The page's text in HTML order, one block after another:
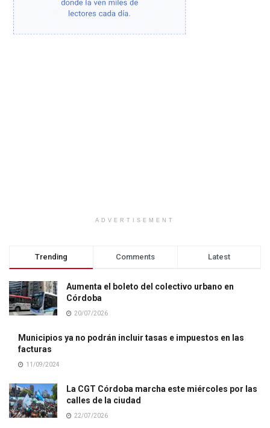
ADVERTISEMENT
Trending Comments Latest
Aumenta el boleto del colectivo urbano en
Córdoba
20/07/2026
Municipios ya no podrán incluir tasas e impuestos en las
facturas
11/09/2024
La CGT Córdoba marcha este miércoles por las
calles de la ciudad
22/07/2026